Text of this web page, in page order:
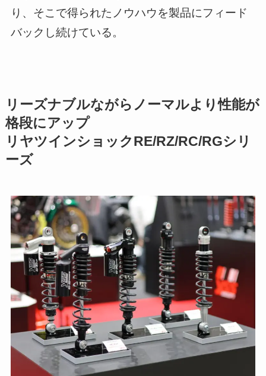
り、そこで得られたノウハウを製品にフィード
バックし続けている。
リーズナブルながらノーマルより性能が
格段にアップ
リヤツインショックRE/RZ/RC/RGシリ
ーズ